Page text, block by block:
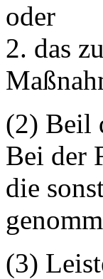
oder
2. das
(2) Beil
Bei der
die
(3)